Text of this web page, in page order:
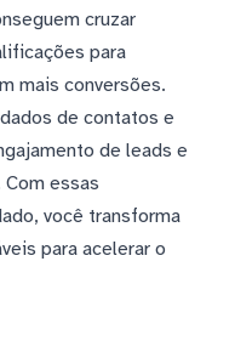
cruzar
para
mais conversões.
de contatos e
de leads e
essas
você transforma
para acelerar o